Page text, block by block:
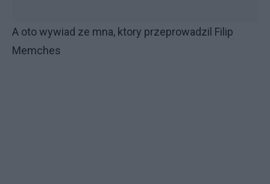
A oto wywiad ze mna, ktory przeprowadzil Filip
Memches